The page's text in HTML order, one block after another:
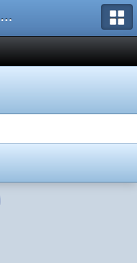
Форум игрового проекта Riverrise